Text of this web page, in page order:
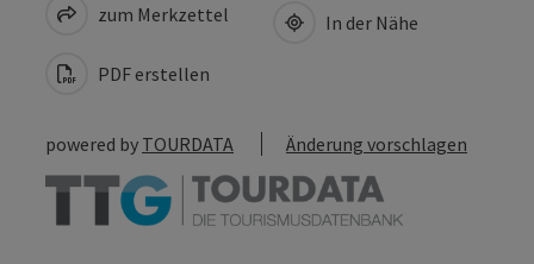
zum Merkzettel
PDF erstellen
In der Nähe
powered by TOURDATA Änderung vorschlagen